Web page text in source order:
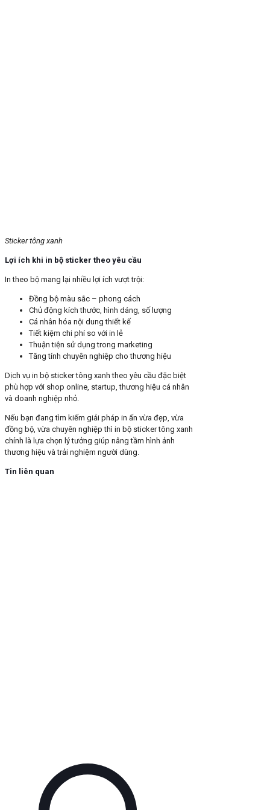
Sticker tông xanh
Lợi ích khi in bộ sticker theo yêu cầu
In theo bộ mang lại nhiều lợi ích vượt trội:
Đồng bộ màu sắc – phong cách
Chủ động kích thước, hình dáng, số lượng
Cá nhân hóa nội dung thiết kế
Tiết kiệm chi phí so với in lẻ
Thuận tiện sử dụng trong marketing
Tăng tính chuyên nghiệp cho thương hiệu
Dịch vụ in bộ sticker tông xanh theo yêu cầu đặc biệt
phù hợp với shop online, startup, thương hiệu cá nhân
và doanh nghiệp nhỏ.
Nếu bạn đang tìm kiếm giải pháp in ấn vừa đẹp, vừa
đồng bộ, vừa chuyên nghiệp thì in bộ sticker tông xanh
chính là lựa chọn lý tưởng giúp nâng tầm hình ảnh
thương hiệu và trải nghiệm người dùng.
Tin liên quan